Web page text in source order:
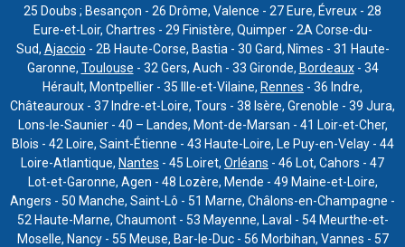
25 Doubs ; Besançon - 26 Drôme, Valence - 27 Eure, Évreux - 28
Eure-et-Loir, Chartres - 29 Finistère, Quimper - 2A Corse-du-
Sud, Ajaccio - 2B Haute-Corse, Bastia - 30 Gard, Nîmes - 31 Haute-
Garonne, Toulouse - 32 Gers, Auch - 33 Gironde, Bordeaux- 34
Hérault, Montpellier - 35 Ille-et-Vilaine, Rennes - 36 Indre,
Châteauroux - 37 Indre-et-Loire, Tours - 38 Isère, Grenoble - 39 Jura,
Lons-le-Saunier - 40 – Landes, Mont-de-Marsan - 41 Loir-et-Cher,
Blois - 42 Loire, Saint-Étienne - 43 Haute-Loire, Le Puy-en-Velay - 44
Loire-Atlantique, Nantes - 45 Loiret, Orléans - 46 Lot, Cahors - 47
Lot-et-Garonne, Agen - 48 Lozère, Mende - 49 Maine-et-Loire,
Angers - 50 Manche, Saint-Lô - 51 Marne, Châlons-en-Champagne -
52 Haute-Marne, Chaumont - 53 Mayenne, Laval - 54 Meurthe-et-
Moselle, Nancy - 55 Meuse, Bar-le-Duc - 56 Morbihan, Vannes - 57